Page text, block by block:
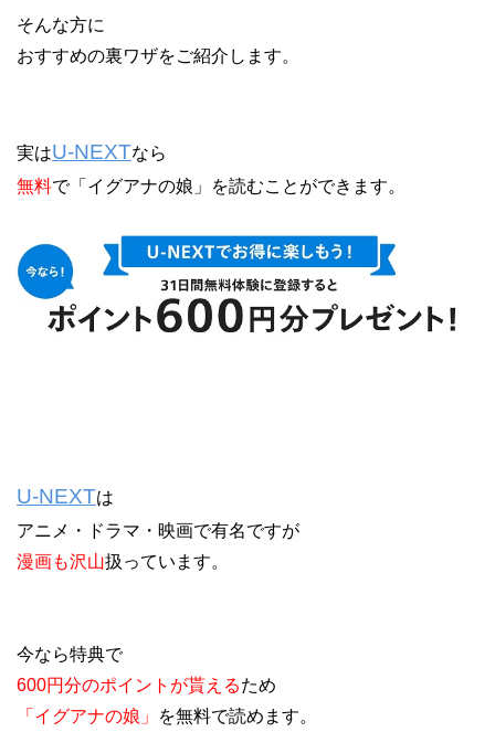
そんな方に
おすすめの裏ワザをご紹介します。
実はU-NEXTなら
無料で「イグアナの娘」を読むことができます。
U-NEXTは
アニメ・ドラマ・映画で有名ですが
漫画も沢山扱っています。
今なら特典で
600円分のポイントが貰えるため
「イグアナの娘」
を無料で読めます。